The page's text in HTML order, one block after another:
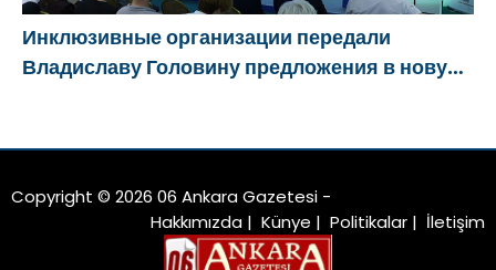
Инклюзивные организации передали
Владиславу Головину предложения в новую
Copyright © 2026 06 Ankara Gazetesi -
Hakkımızda | Künye | Politikalar | İletişim